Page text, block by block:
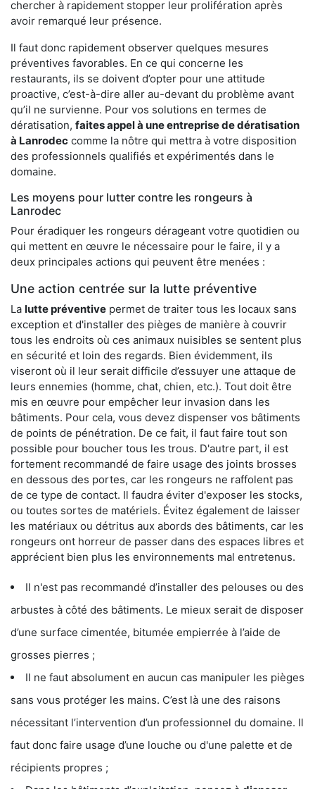
chercher à rapidement stopper leur prolifération après
avoir remarqué leur présence.
Il faut donc rapidement observer quelques mesures
préventives favorables. En ce qui concerne les
restaurants, ils se doivent d’opter pour une attitude
proactive, c’est-à-dire aller au-devant du problème avant
qu’il ne survienne. Pour vos solutions en termes de
dératisation, faites appel à une entreprise de dératisation
à Lanrodec comme la nôtre qui mettra à votre disposition
des professionnels qualifiés et expérimentés dans le
domaine.
Les moyens pour lutter contre les rongeurs à
Lanrodec
Pour éradiquer les rongeurs dérageant votre quotidien ou
qui mettent en œuvre le nécessaire pour le faire, il y a
deux principales actions qui peuvent être menées :
Une action centrée sur la lutte préventive
La lutte préventive permet de traiter tous les locaux sans
exception et d'installer des pièges de manière à couvrir
tous les endroits où ces animaux nuisibles se sentent plus
en sécurité et loin des regards. Bien évidemment, ils
viseront où il leur serait difficile d’essuyer une attaque de
leurs ennemies (homme, chat, chien, etc.). Tout doit être
mis en œuvre pour empêcher leur invasion dans les
bâtiments. Pour cela, vous devez dispenser vos bâtiments
de points de pénétration. De ce fait, il faut faire tout son
possible pour boucher tous les trous. D'autre part, il est
fortement recommandé de faire usage des joints brosses
en dessous des portes, car les rongeurs ne raffolent pas
de ce type de contact. Il faudra éviter d'exposer les stocks,
ou toutes sortes de matériels. Évitez également de laisser
les matériaux ou détritus aux abords des bâtiments, car les
rongeurs ont horreur de passer dans des espaces libres et
apprécient bien plus les environnements mal entretenus.
Il n'est pas recommandé d’installer des pelouses ou des
arbustes à côté des bâtiments. Le mieux serait de disposer
d’une surface cimentée, bitumée empierrée à l’aide de
grosses pierres ;
Il ne faut absolument en aucun cas manipuler les pièges
sans vous protéger les mains. C’est là une des raisons
nécessitant l’intervention d’un professionnel du domaine. Il
faut donc faire usage d’une louche ou d'une palette et de
récipients propres ;